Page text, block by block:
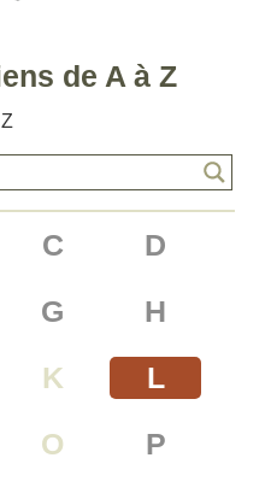
de A à Z
TOUTES LES RACES
C
D
G
H
K
L
O
P